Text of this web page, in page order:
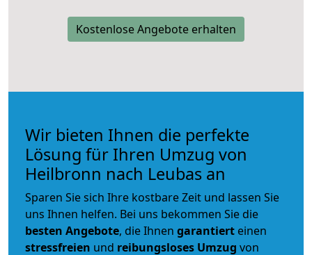
Kostenlose Angebote erhalten
Wir bieten Ihnen die perfekte
Lösung für Ihren Umzug von
Heilbronn nach Leubas an
Sparen Sie sich Ihre kostbare Zeit und lassen Sie
uns Ihnen helfen. Bei uns bekommen Sie die
besten Angebote, die Ihnen garantiert einen
stressfreien und reibungsloses Umzug von